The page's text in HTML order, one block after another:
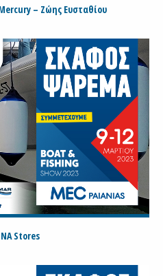
– Ζώης Ευσταθίου
Stores